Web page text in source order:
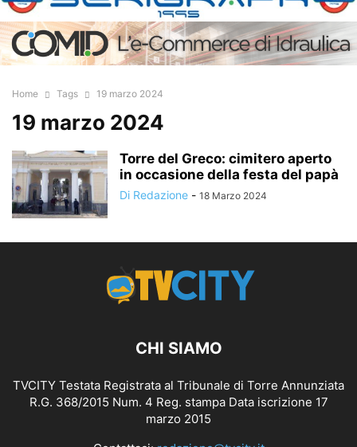
Home Tags 19 marzo 2024
19 marzo 2024
Torre del Greco: cimitero aperto
in occasione della festa del papà
Di Redazione - 18 Marzo 2024
CHI SIAMO
TVCITY Testata Registrata al Tribunale di Torre Annunziata
R.G. 368/2015 Num. 4 Reg. stampa Data iscrizione 17
marzo 2015